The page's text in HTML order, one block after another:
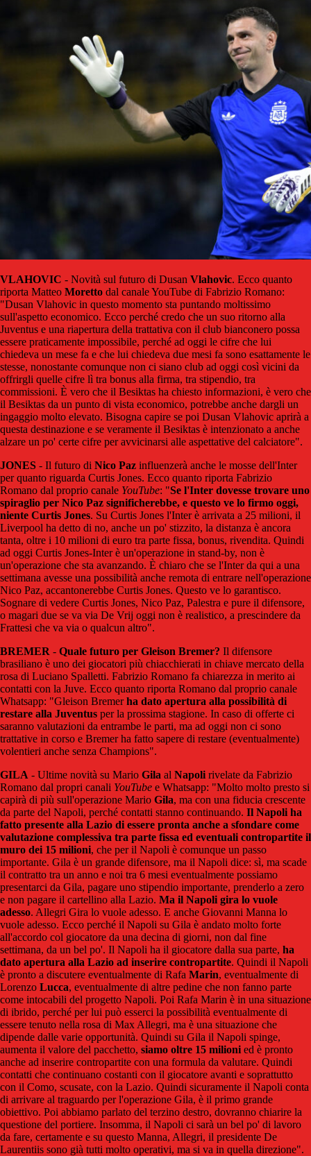
VLAHOVIC - Novità sul futuro di Dusan Vlahovic. Ecco quanto
riporta Matteo Moretto dal canale YouTube di Fabrizio Romano:
"Dusan Vlahovic in questo momento sta puntando moltissimo
sull'aspetto economico. Ecco perché credo che un suo ritorno alla
Juventus e una riapertura della trattativa con il club bianconero possa
essere praticamente impossibile, perché ad oggi le cifre che lui
chiedeva un mese fa e che lui chiedeva due mesi fa sono esattamente le
stesse, nonostante comunque non ci siano club ad oggi così vicini da
offrirgli quelle cifre lì tra bonus alla firma, tra stipendio, tra
commissioni. È vero che il Besiktas ha chiesto informazioni, è vero che
il Besiktas da un punto di vista economico, potrebbe anche dargli un
ingaggio molto elevato. Bisogna capire se poi Dusan Vlahovic aprirà a
questa destinazione e se veramente il Besiktas è intenzionato a anche
alzare un po' certe cifre per avvicinarsi alle aspettative del calciatore".
JONES - Il futuro di Nico Paz influenzerà anche le mosse dell'Inter
per quanto riguarda Curtis Jones. Ecco quanto riporta Fabrizio
Romano dal proprio canale YouTube: "Se l'Inter dovesse trovare uno
spiraglio per Nico Paz significherebbe, e questo ve lo firmo oggi,
niente Curtis Jones. Su Curtis Jones l'Inter è arrivata a 25 milioni, il
Liverpool ha detto di no, anche un po' stizzito, la distanza è ancora
tanta, oltre i 10 milioni di euro tra parte fissa, bonus, rivendita. Quindi
ad oggi Curtis Jones-Inter è un'operazione in stand-by, non è
un'operazione che sta avanzando. È chiaro che se l'Inter da qui a una
settimana avesse una possibilità anche remota di entrare nell'operazione
Nico Paz, accantonerebbe Curtis Jones. Questo ve lo garantisco.
Sognare di vedere Curtis Jones, Nico Paz, Palestra e pure il difensore,
o magari due se va via De Vrij oggi non è realistico, a prescindere da
Frattesi che va via o qualcun altro".
BREMER - Quale futuro per Gleison Bremer? Il difensore
brasiliano è uno dei giocatori più chiacchierati in chiave mercato della
rosa di Luciano Spalletti. Fabrizio Romano fa chiarezza in merito ai
contatti con la Juve. Ecco quanto riporta Romano dal proprio canale
Whatsapp: "Gleison Bremerha dato apertura alla possibilità di
restare alla Juventus per la prossima stagione. In caso di offerte ci
saranno valutazioni da entrambe le parti, ma ad oggi non ci sono
trattative in corso e Bremer ha fatto sapere di restare (eventualmente)
volentieri anche senza Champions".
GILA - Ultime novità su Mario Gila al Napoli rivelate da Fabrizio
Romano dal propri canali YouTube e Whatsapp: "Molto molto presto si
capirà di più sull'operazione Mario Gila, ma con una fiducia crescente
da parte del Napoli, perché contatti stanno continuando. Il Napoli ha
fatto presente alla Lazio di essere pronta anche a sfondare come
valutazione complessiva tra parte fissa ed eventuali contropartite il
muro dei 15 milioni, che per il Napoli è comunque un passo
importante. Gila è un grande difensore, ma il Napoli dice: sì, ma scade
il contratto tra un anno e noi tra 6 mesi eventualmente possiamo
presentarci da Gila, pagare uno stipendio importante, prenderlo a zero
e non pagare il cartellino alla Lazio. Ma il Napoli gira lo vuole
adesso. Allegri Gira lo vuole adesso. E anche Giovanni Manna lo
vuole adesso. Ecco perché il Napoli su Gila è andato molto forte
all'accordo col giocatore da una decina di giorni, non dal fine
settimana, da un bel po'. Il Napoli ha il giocatore dalla sua parte, ha
dato apertura alla Lazio ad inserire contropartite. Quindi il Napoli
è pronto a discutere eventualmente di Rafa Marin, eventualmente di
Lorenzo Lucca, eventualmente di altre pedine che non fanno parte
come intocabili del progetto Napoli. Poi Rafa Marin è in una situazione
di ibrido, perché per lui può esserci la possibilità eventualmente di
essere tenuto nella rosa di Max Allegri, ma è una situazione che
dipende dalle varie opportunità. Quindi su Gila il Napoli spinge,
aumenta il valore del pacchetto, siamo oltre 15 milioni ed è pronto
anche ad inserire contropartite con una formula da valutare. Quindi
contatti che continuano costanti con il giocatore avanti e soprattutto
con il Como, scusate, con la Lazio. Quindi sicuramente il Napoli conta
di arrivare al traguardo per l'operazione Gila, è il primo grande
obiettivo. Poi abbiamo parlato del terzino destro, dovranno chiarire la
questione del portiere. Insomma, il Napoli ci sarà un bel po' di lavoro
da fare, certamente e su questo Manna, Allegri, il presidente De
Laurentiis sono già tutti molto operativi, ma si va in quella direzione".